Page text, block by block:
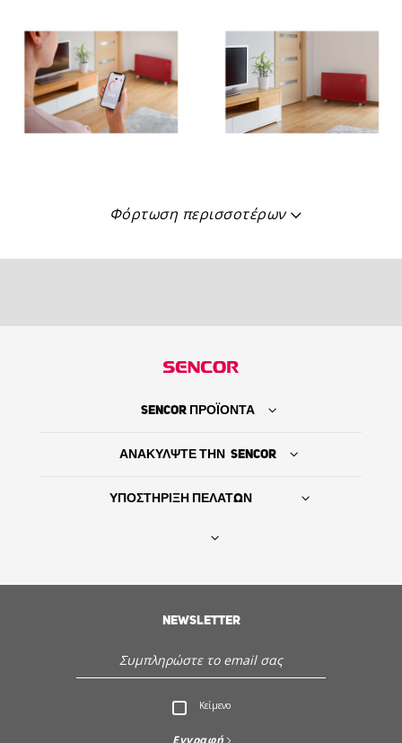
Εξυπηρέτηση - Υποστήριξη πελατών
Φόρτωση περισσοτέρων
SENCOR ΠΡΟΪΟΝΤΑ
ΑΝΑΚΥΛΨΤΕ ΤΗΝ SENCOR
ΥΠΟΣΤΗΡΙΞΗ ΠΕΛΑΤΩΝ
NEWSLETTER
Κείμενο
Εγγραφή